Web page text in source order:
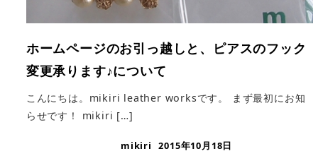
ホームページのお引っ越しと、ピアスのフック
変更承ります♪について
こんにちは。mikiri leather worksです。 まず最初にお知
らせです！ mikiri […]
mikiri 2015年10月18日